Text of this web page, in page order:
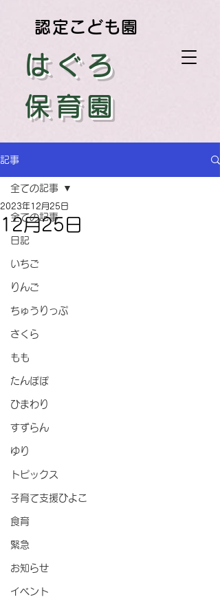
はぐろ
保育園
認定こども園
記事
全ての記事
日記
いちご
りんご
ちゅうりっぷ
さくら
もも
たんぽぽ
ひまわり
すずらん
ゆり
トピックス
子育て支援ひよこ
食育
緊急
お知らせ
イベント
全ての記事
12月25日
2023年12月25日